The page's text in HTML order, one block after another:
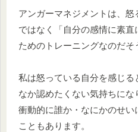
アンガーマネジメントは、
ではなく「自分の感情に素
ためのトレーニングなのだそ
私は怒っている自分を感じ
なか認めたくない気持ちにな
衝動的に誰か・なにかのせい
こともあります。